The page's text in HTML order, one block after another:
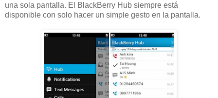
una sola pantalla. El BlackBerry Hub siempre está
disponible con solo hacer un simple gesto en la pantalla.